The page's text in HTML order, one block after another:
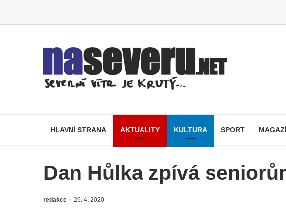
HLAVNÍ STRANA AKTUALITY KULTURA SPORT
Dan Hůlka zpívá
redakce 26. 4. 2020